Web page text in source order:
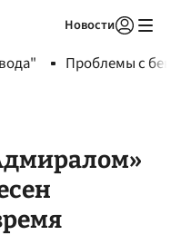
Новости
Проблемы с